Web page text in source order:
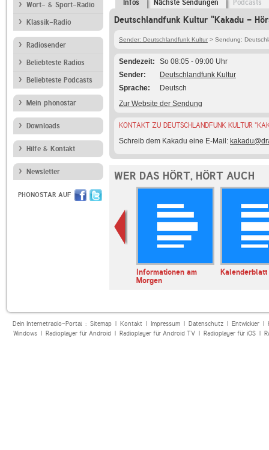
Wort- & Sport-Radio
Klassik-Radio
Radiosender
Beliebteste Radios
Beliebteste Podcasts
Mein phonostar
Downloads
Hilfe & Kontakt
Newsletter
PHONOSTAR AUF
Infos Nächste Sendungen Podcasts
Deutschlandfunk Kultur "Kakadu -
Sender: Deutschlandfunk Kultur > Sendung:
Sendezeit
So 08:05 - 09:00 Uhr
Sender
Deutschlandfunk Kultur
Sprache
Deutsch
Zur Website der Sendung
KONTAKT ZU DEUTSCHLANDFUNK KULTUR
Schreib dem Kakadu eine E-Mail:
WER DAS HÖRT, HÖRT AUCH
Informationen am
Morgen
Kalenderblatt
Dein Internetradio-Portal : Sitemap| Kontakt| Impressum| Datenschutz| Entwickler|
Windows| Radioplayer für Android| Radioplayer für Android TV| Radioplayer für iOS|